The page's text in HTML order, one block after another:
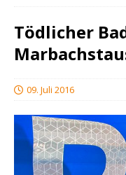
Tödlicher
09. Juli 2016